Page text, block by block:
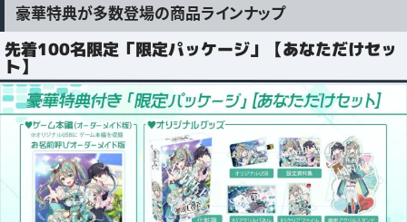
豪華特典が多数登場の商品ラインナップ
先着100名限定「限定パッケージ」【あなただけセッ
ト】